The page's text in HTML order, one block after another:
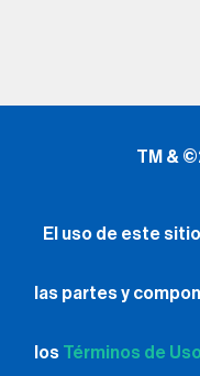
TM &
El uso de este
las partes y
los Términos de Uso